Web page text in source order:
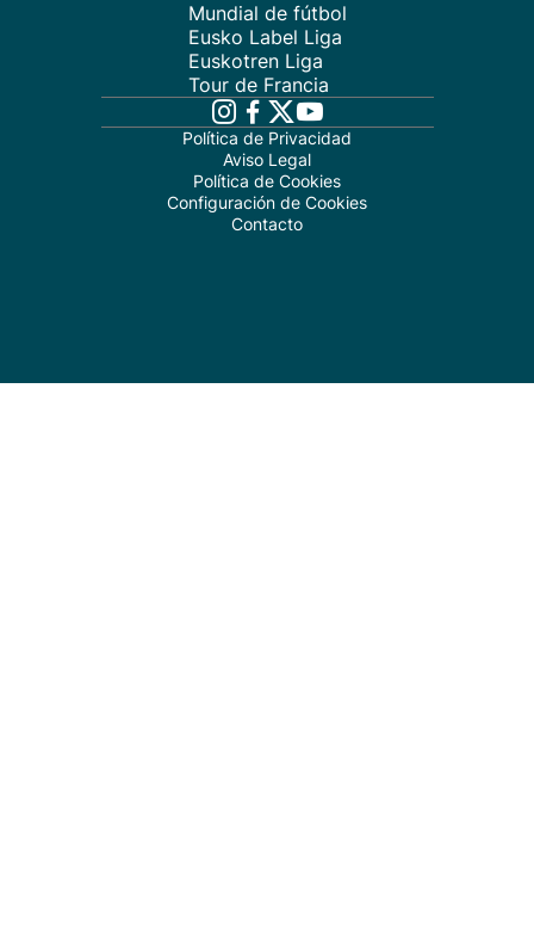
Mundial de fútbol
Eusko Label Liga
Euskotren Liga
Tour de Francia
Política de Privacidad
Aviso Legal
Política de Cookies
Configuración de Cookies
Contacto